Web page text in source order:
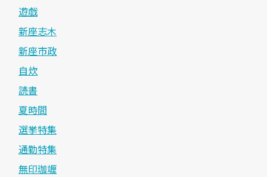
遊戯
新座志木
新座市政
自炊
読書
夏時間
選挙特集
通勤特集
無印珈竰